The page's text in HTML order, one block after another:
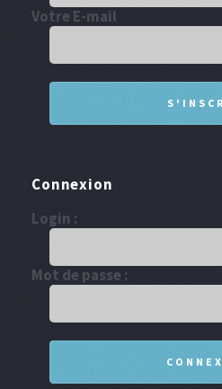
Votre E-mail
Connexion
Login :
Mot de passe :